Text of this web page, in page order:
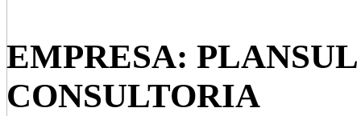
EMPRESA:
CONSULTORIA